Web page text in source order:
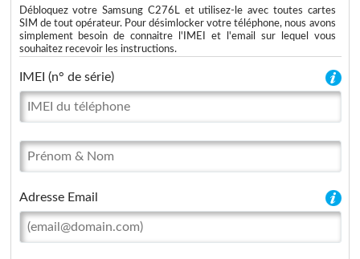
Débloquez votre Samsung C276L et utilisez-le avec toutes cartes
SIM de tout opérateur. Pour désimlocker votre téléphone, nous avons
simplement besoin de connaitre l'IMEI et l'email sur lequel vous
souhaitez recevoir les instructions.
IMEI (n° de série)
Adresse Email